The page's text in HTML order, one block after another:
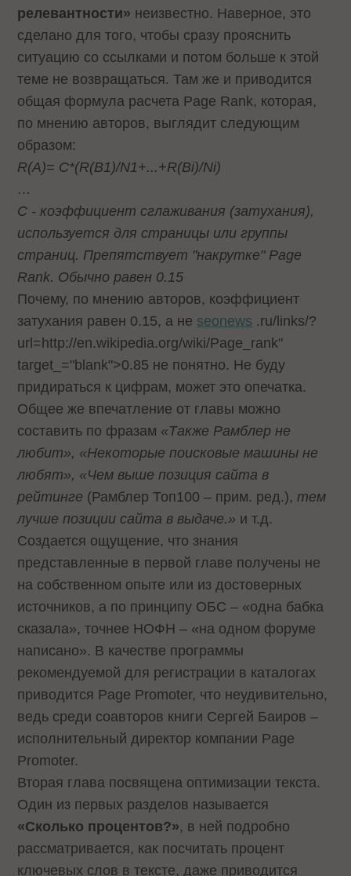
релевантности» неизвестно. Наверное, это
сделано для того, чтобы сразу прояснить
ситуацию со ссылками и потом больше к этой
теме не возвращаться. Там же и приводится
общая формула расчета Page Rank, которая,
по мнению авторов, выглядит следующим
образом:
R(A)= C*(R(B1)/N1+...+R(Bi)/Ni)
…
С - коэффициент сглаживания (затухания),
используется для страницы или группы
страниц. Препятствует "накрутке" Page
Rank. Обычно равен 0.15
Почему, по мнению авторов, коэффициент
затухания равен 0.15, а не seonews .ru/links/?
url=http://en.wikipedia.org/wiki/Page_rank"
target_="blank">0.85 не понятно. Не буду
придираться к цифрам, может это опечатка.
Общее же впечатление от главы можно
составить по фразам «Также Рамблер не
любит», «Некоторые поисковые машины не
любят», «Чем выше позиция сайта в
рейтинге (Рамблер Топ100 – прим. ред.), тем
лучше позиции сайта в выдаче.» и т.д.
Создается ощущение, что знания
представленные в первой главе получены не
на собственном опыте или из достоверных
источников, а по принципу ОБС – «одна бабка
сказала», точнее НОФН – «на одном форуме
написано». В качестве программы
рекомендуемой для регистрации в каталогах
приводится Page Promoter, что неудивительно,
ведь среди соавторов книги Сергей Баиров –
исполнительный директор компании Page
Promoter.
Вторая глава посвящена оптимизации текста.
Один из первых разделов называется
«Сколько процентов?», в ней подробно
рассматривается, как посчитать процент
ключевых слов в тексте, даже приводится